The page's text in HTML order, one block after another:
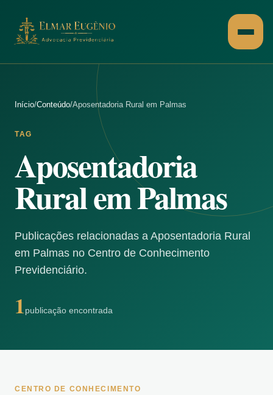
Início/Conteúdo/Aposentadoria Rural em Palmas
TAG
Aposentadoria
Rural em Palmas
Publicações relacionadas a Aposentadoria Rural
em Palmas no Centro de Conhecimento
Previdenciário.
1publicação encontrada
CENTRO DE CONHECIMENTO